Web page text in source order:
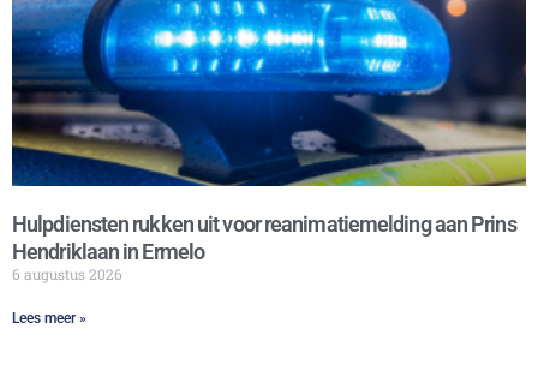
Hulpdiensten rukken uit voor reanimatiemelding aan Prins
Hendriklaan in Ermelo
6 augustus 2026
Lees meer »